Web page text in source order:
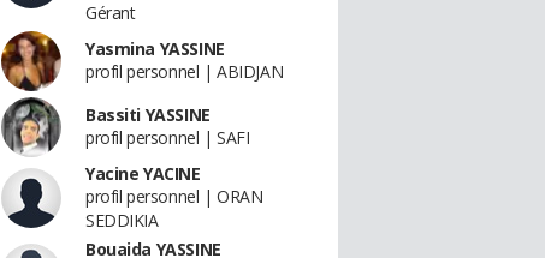
Gérant
Yasmina YASSINE
profil personnel | ABIDJAN
Bassiti YASSINE
profil personnel | SAFI
Yacine YACINE
profil personnel | ORAN
SEDDIKIA
Bouaida YASSINE